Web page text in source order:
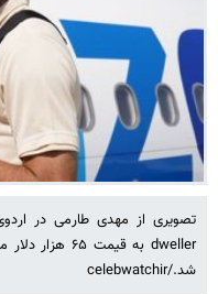
شد./celebwatchir